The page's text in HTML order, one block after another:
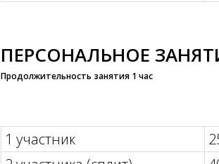
ПЕРСОНАЛЬНОЕ
Продолжительность занятия 1 час
1 участник